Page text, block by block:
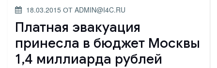
ОПУБЛИКОВАНО
18.03.2015 ОТ ADMIN@I4C.RU
Платная эвакуация
принесла в бюджет Москвы
1,4 миллиарда рублей